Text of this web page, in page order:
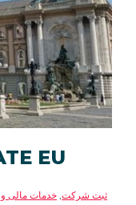
EU
ثبت شرکت, خدمات مالی